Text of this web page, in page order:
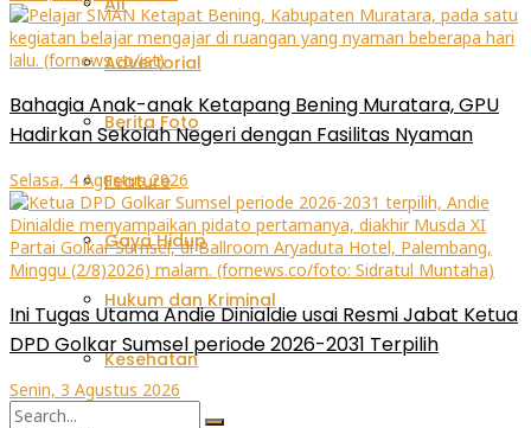
Advertorial
Berita Foto
Feature
Gaya Hidup
Hukum dan Kriminal
Kesehatan
Bahagia Anak-anak Ketapang Bening Muratara, GPU
Hadirkan Sekolah Negeri dengan Fasilitas Nyaman
Selasa, 4 Agustus 2026
Ini Tugas Utama Andie Dinialdie usai Resmi Jabat Ketua
DPD Golkar Sumsel periode 2026-2031 Terpilih
Senin, 3 Agustus 2026